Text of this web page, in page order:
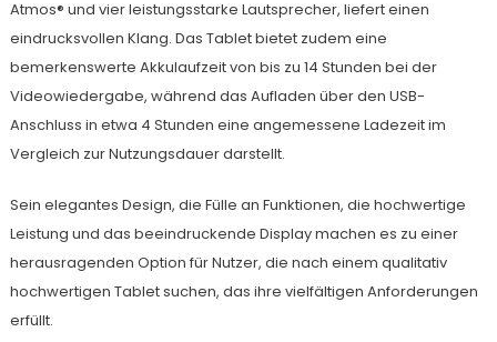
Atmos® und vier leistungsstarke Lautsprecher, liefert einen
eindrucksvollen Klang. Das Tablet bietet zudem eine
bemerkenswerte Akkulaufzeit von bis zu 14 Stunden bei der
Videowiedergabe, während das Aufladen über den USB-
Anschluss in etwa 4 Stunden eine angemessene Ladezeit im
Vergleich zur Nutzungsdauer darstellt.
Sein elegantes Design, die Fülle an Funktionen, die hochwertige
Leistung und das beeindruckende Display machen es zu einer
herausragenden Option für Nutzer, die nach einem qualitativ
hochwertigen Tablet suchen, das ihre vielfältigen Anforderungen
erfüllt.